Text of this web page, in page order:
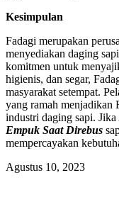
Kesimpulan
Fadagi merupakan
menyediakan daging
komitmen untuk
higienis, dan segar,
masyarakat setempat.
yang ramah menjadikan
industri daging sapi.
Empuk Saat Direbus
mempercayakan
Agustus 10, 2023